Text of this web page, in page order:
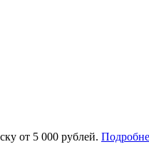
от 5 000 рублей.